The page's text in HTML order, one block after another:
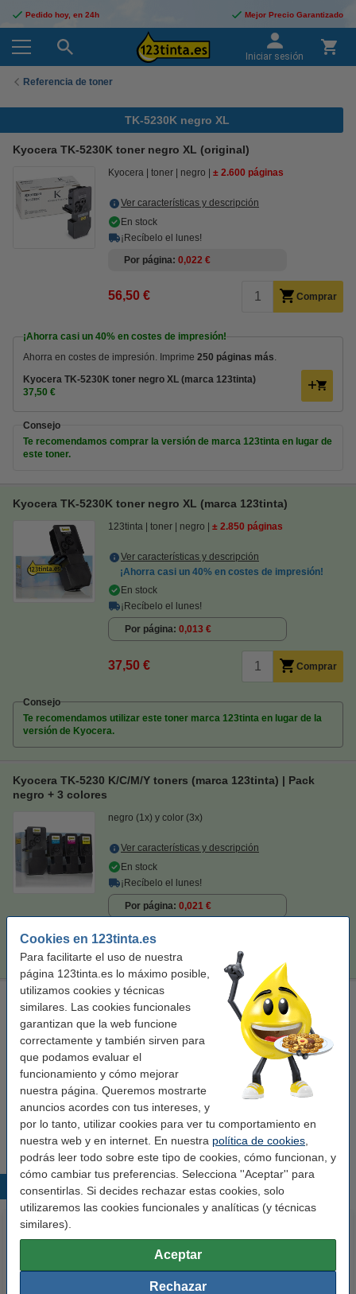
Cookies en 123tinta.es
Para facilitarte el uso de nuestra
página 123tinta.es lo máximo posible,
utilizamos cookies y técnicas
similares. Las cookies funcionales
garantizan que la web funcione
correctamente y también sirven para
que podamos evaluar el
funcionamiento y cómo mejorar
nuestra página. Queremos mostrarte
anuncios acordes con tus intereses, y
por lo tanto, utilizar cookies para ver tu comportamiento en
nuestra web y en internet. En nuestra política de cookies
podrás leer todo sobre este tipo de cookies, cómo funcionan, y
cómo cambiar tus preferencias. Selecciona ''Aceptar'' para
consentirlas. Si decides rechazar estas cookies, solo
utilizaremos las cookies funcionales y analíticas (y técnicas
similares).
Aceptar
Rechazar
Pedido hoy, en 24h Mejor Precio Garantizado
Iniciar sesión
Referencia de toner
TK-5230K negro XL
Kyocera TK-5230K toner negro XL (original)
Kyocera toner negro ± 2.600 páginas
Ver características y descripción
En stock
¡Recíbelo el lunes!
Por página 0,022 €
56,50 € Comprar
¡Ahorra casi un 40% en costes de impresión!
Ahorra en costes de impresión. Imprime 250 páginas más.
Kyocera TK-5230K toner negro XL (marca 123tinta)
37,50 €
Consejo
Te recomendamos comprar la versión de marca 123tinta en lugar de
este toner.
Kyocera TK-5230K toner negro XL (marca 123tinta)
123tinta toner negro ± 2.850 páginas
Ver características y descripción
¡Ahorra casi un 40% en costes de impresión!
En stock
¡Recíbelo el lunes!
Por página 0,013 €
37,50 € Comprar
Consejo
Te recomendamos utilizar este toner marca 123tinta en lugar de la
versión de Kyocera.
Kyocera TK-5230 K/C/M/Y toners (marca 123tinta) | Pack
negro + 3 colores
negro (1x) y color (3x)
Ver características y descripción
En stock
¡Recíbelo el lunes!
Por página 0,021 €
207,50 €
Paño de limpieza para impresora láser
paño de limpieza amarillo 999099
Ver características y descripción
En stock
¡Recíbelo el lunes!
1,00 € Comprar
Productos destacados